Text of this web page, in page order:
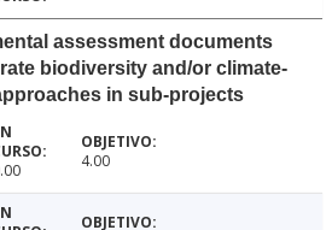
assessment documents
biodiversity and/or climate-
in sub-projects
4.00